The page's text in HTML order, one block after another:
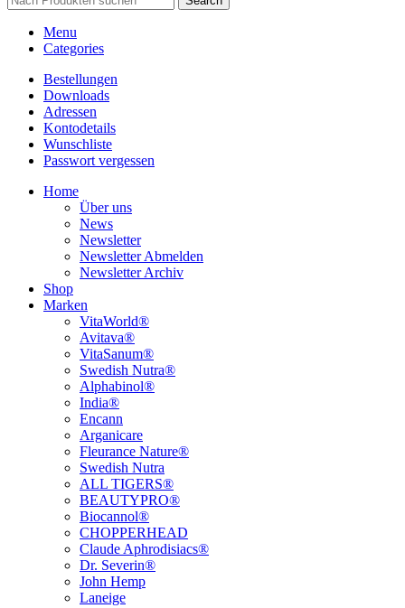
Menu
Categories
Bestellungen
Downloads
Adressen
Kontodetails
Wunschliste
Passwort vergessen
Home
Über uns
News
Newsletter
Newsletter Abmelden
Newsletter Archiv
Shop
Marken
VitaWorld®
Avitava®
VitaSanum®
Swedish Nutra®
Alphabinol®
India®
Encann
Arganicare
Fleurance Nature®
Swedish Nutra
ALL TIGERS®
BEAUTYPRO®
Biocannol®
CHOPPERHEAD
Claude Aphrodisiacs®
Dr. Severin®
John Hemp
Laneige